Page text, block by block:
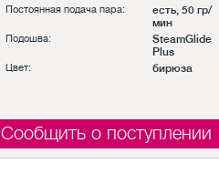
Постоянная подача пара:
есть, 50 гр/
мин
Подошва:
SteamGlide
Plus
Цвет: бирюза
Сообщить о поступлении